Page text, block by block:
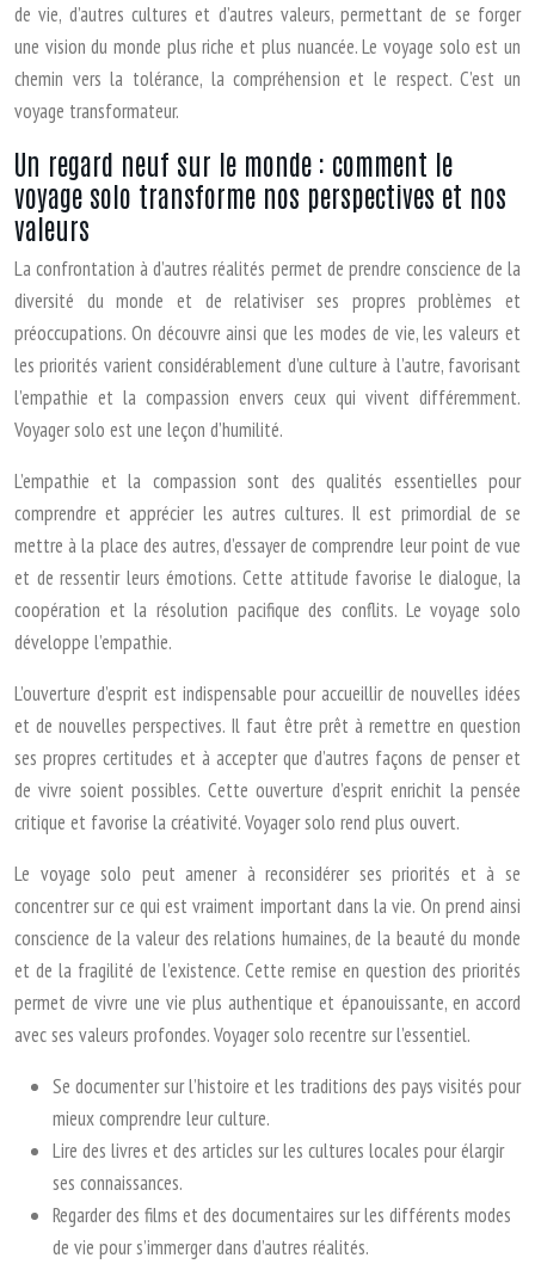
de vie, d’autres cultures et d’autres valeurs, permettant de se forger
une vision du monde plus riche et plus nuancée. Le voyage solo est un
chemin vers la tolérance, la compréhension et le respect. C’est un
voyage transformateur.
Un regard neuf sur le monde : comment le
voyage solo transforme nos perspectives et nos
valeurs
La confrontation à d’autres réalités permet de prendre conscience de la
diversité du monde et de relativiser ses propres problèmes et
préoccupations. On découvre ainsi que les modes de vie, les valeurs et
les priorités varient considérablement d’une culture à l’autre, favorisant
l’empathie et la compassion envers ceux qui vivent différemment.
Voyager solo est une leçon d’humilité.
L’empathie et la compassion sont des qualités essentielles pour
comprendre et apprécier les autres cultures. Il est primordial de se
mettre à la place des autres, d’essayer de comprendre leur point de vue
et de ressentir leurs émotions. Cette attitude favorise le dialogue, la
coopération et la résolution pacifique des conflits. Le voyage solo
développe l’empathie.
L’ouverture d’esprit est indispensable pour accueillir de nouvelles idées
et de nouvelles perspectives. Il faut être prêt à remettre en question
ses propres certitudes et à accepter que d’autres façons de penser et
de vivre soient possibles. Cette ouverture d’esprit enrichit la pensée
critique et favorise la créativité. Voyager solo rend plus ouvert.
Le voyage solo peut amener à reconsidérer ses priorités et à se
concentrer sur ce qui est vraiment important dans la vie. On prend ainsi
conscience de la valeur des relations humaines, de la beauté du monde
et de la fragilité de l’existence. Cette remise en question des priorités
permet de vivre une vie plus authentique et épanouissante, en accord
avec ses valeurs profondes. Voyager solo recentre sur l’essentiel.
Se documenter sur l’histoire et les traditions des pays visités pour
mieux comprendre leur culture.
Lire des livres et des articles sur les cultures locales pour élargir
ses connaissances.
Regarder des films et des documentaires sur les différents modes
de vie pour s’immerger dans d’autres réalités.